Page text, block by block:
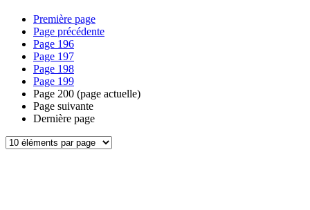
Première page
Page précédente
Page 196
Page 197
Page 198
Page 199
Page 200 (page actuelle)
Page suivante
Dernière page